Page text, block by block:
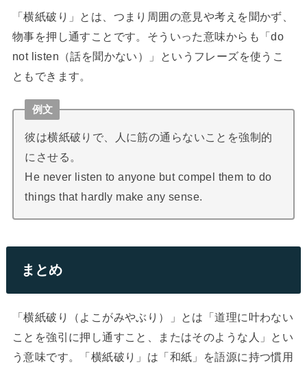
「横紙破り」とは、つまり周囲の意見や考えを聞かず、
物事を押し通すことです。そういった意味からも「do
not listen（話を聞かない）」というフレーズを使うこ
ともできます。
例文
彼は横紙破りで、人に筋の通らないことを強制的
にさせる。
He never listen to anyone but compel them to do
things that hardly make any sense.
まとめ
「横紙破り（よこがみやぶり）」とは「道理に叶わない
ことを強引に押し通すこと、またはそのような人」とい
う意味です。「横紙破り」は「和紙」を語源に持つ慣用